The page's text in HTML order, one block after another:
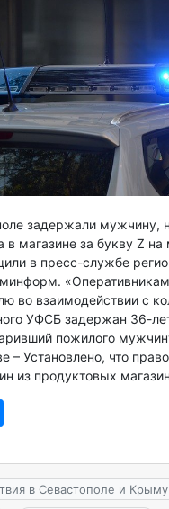
задержали мужчину,
в магазине за букву Z
в пресс-службе
во взаимодействии с
УФСБ задержан 36-
пожилого
– Установлено, что
из продуктовых
в Севастополе и Крыму